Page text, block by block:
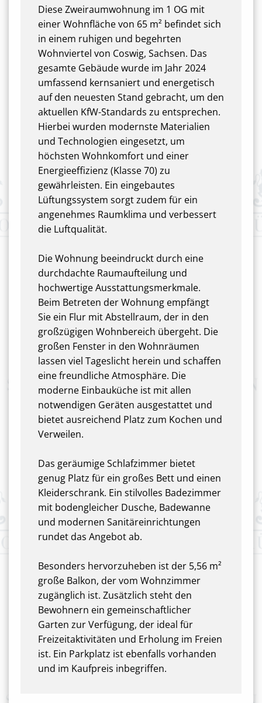
Diese Zweiraumwohnung im 1 OG mit
einer Wohnfläche von 65 m² befindet sich
in einem ruhigen und begehrten
Wohnviertel von Coswig, Sachsen. Das
gesamte Gebäude wurde im Jahr 2024
umfassend kernsaniert und energetisch
auf den neuesten Stand gebracht, um den
aktuellen KfW-Standards zu entsprechen.
Hierbei wurden modernste Materialien
und Technologien eingesetzt, um
höchsten Wohnkomfort und einer
Energieeffizienz (Klasse 70) zu
gewährleisten. Ein eingebautes
Lüftungssystem sorgt zudem für ein
angenehmes Raumklima und verbessert
die Luftqualität.
Die Wohnung beeindruckt durch eine
durchdachte Raumaufteilung und
hochwertige Ausstattungsmerkmale.
Beim Betreten der Wohnung empfängt
Sie ein Flur mit Abstellraum, der in den
großzügigen Wohnbereich übergeht. Die
großen Fenster in den Wohnräumen
lassen viel Tageslicht herein und schaffen
eine freundliche Atmosphäre. Die
moderne Einbauküche ist mit allen
notwendigen Geräten ausgestattet und
bietet ausreichend Platz zum Kochen und
Verweilen.
Das geräumige Schlafzimmer bietet
genug Platz für ein großes Bett und einen
Kleiderschrank. Ein stilvolles Badezimmer
mit bodengleicher Dusche, Badewanne
und modernen Sanitäreinrichtungen
rundet das Angebot ab.
Besonders hervorzuheben ist der 5,56 m²
große Balkon, der vom Wohnzimmer
zugänglich ist. Zusätzlich steht den
Bewohnern ein gemeinschaftlicher
Garten zur Verfügung, der ideal für
Freizeitaktivitäten und Erholung im Freien
ist. Ein Parkplatz ist ebenfalls vorhanden
und im Kaufpreis inbegriffen.